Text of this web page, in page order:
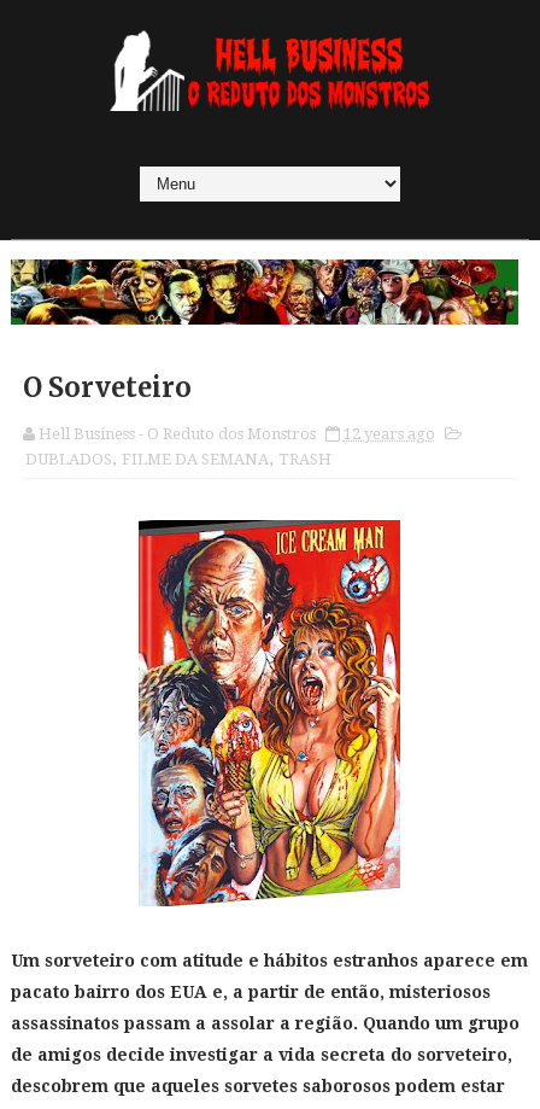
O Sorveteiro
Hell Business - O Reduto dos Monstros
12 years ago
DUBLADOS, FILME DA SEMANA, TRASH
Um sorveteiro com atitude e hábitos estranhos aparece em
pacato bairro dos EUA e, a partir de então, misteriosos
assassinatos passam a assolar a região. Quando um grupo
de amigos decide investigar a vida secreta do sorveteiro,
descobrem que aqueles sorvetes saborosos podem estar